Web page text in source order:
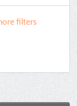
filters